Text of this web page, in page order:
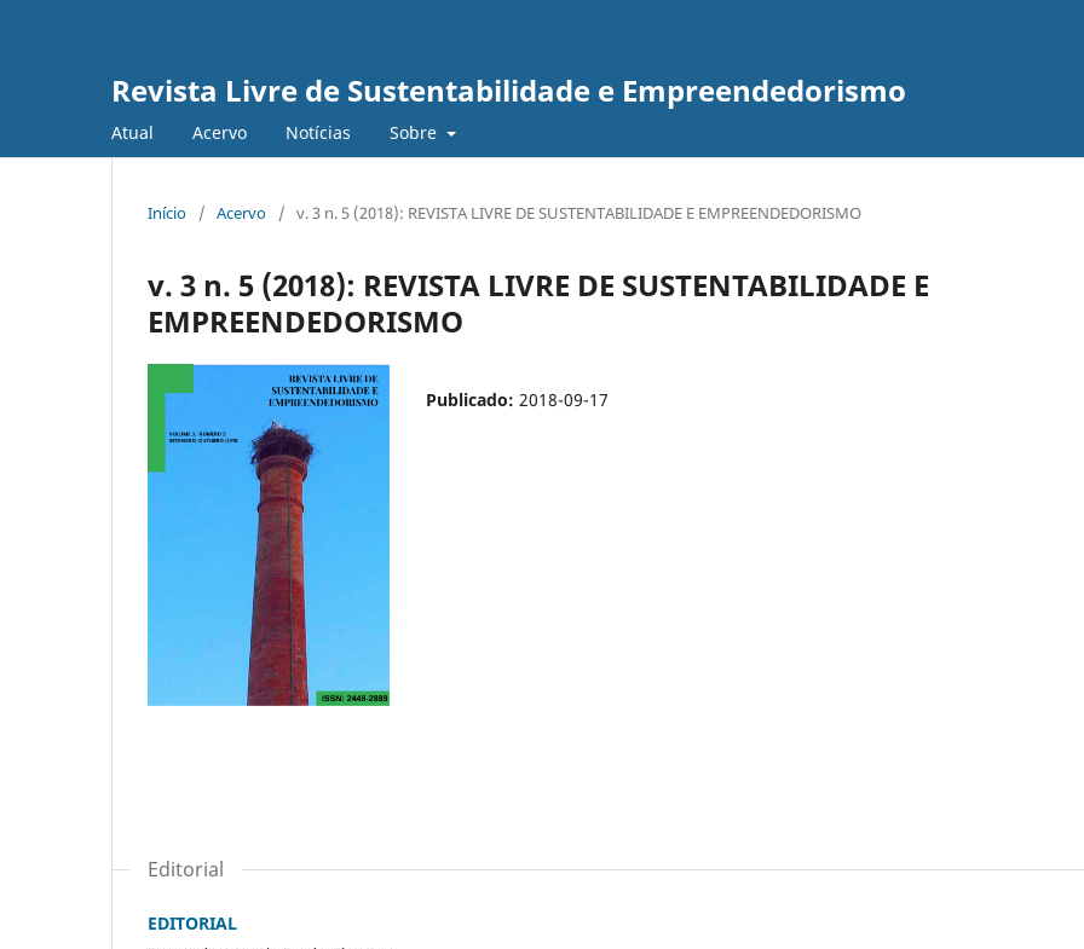
Revista Livre de Sustentabilidade e Empreendedorismo
Atual Acervo Notícias Sobre
Início / Acervo / v. 3 n. 5 (2018): REVISTA LIVRE DE SUSTENTABILIDADE E EMPREENDEDORISMO
v. 3 n. 5 (2018): REVISTA LIVRE DE SUSTENTABILIDADE E
EMPREENDEDORISMO
Publicado: 2018-09-17
Editorial
EDITORIAL